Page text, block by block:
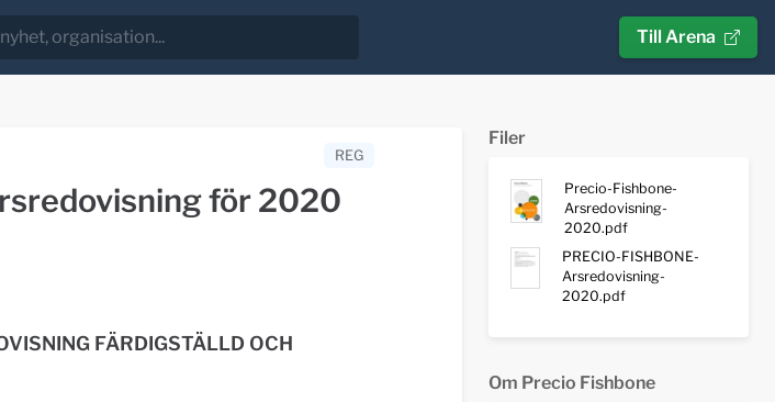
Till Arena
REG
för 2020
FÄRDIGSTÄLLD OCH
Filer
Precio-Fishbone-
Arsredovisning-
2020.pdf
PRECIO-FISHBONE-
Arsredovisning-
2020.pdf
Om Precio Fishbone